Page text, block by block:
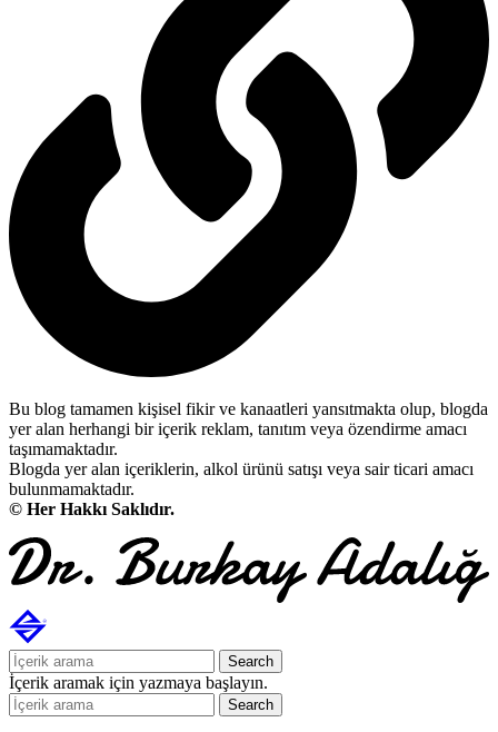
Bu blog tamamen kişisel fikir ve kanaatleri yansıtmakta olup, blogda
yer alan herhangi bir içerik reklam, tanıtım veya özendirme amacı
taşımamaktadır.
Blogda yer alan içeriklerin, alkol ürünü satışı veya sair ticari amacı
bulunmamaktadır.
© Her Hakkı Saklıdır.
Search
İçerik aramak için yazmaya başlayın.
Search